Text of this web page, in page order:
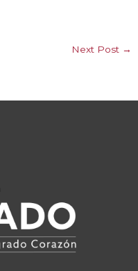
Next Post →